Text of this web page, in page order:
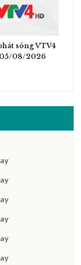
sóng VTV4
08/2026